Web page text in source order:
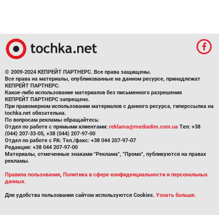
© 2009-2024 КЕПРЕЙТ ПАРТНЕРС. Все права защищены.
Все права на материалы, опубликованные на данном ресурсе, принадлежат
КЕПРЕЙТ ПАРТНЕРС.
Какое-либо использование материалов без письменного разрешения
КЕПРЕЙТ ПАРТНЕРС запрещено.
При правомерном использовании материалов с данного ресурса, гиперссылка на
tochka.net обязательна.
По вопросам рекламы обращайтесь:
Отдел по работе с прямыми клиентами: reklama@mediadim.com.ua Тел: +38
(044) 207-33-05, +38 (044) 207-97-00
Отдел по работе с РА: Тел./факс: +38 044 207-97-07
Редакция: +38 044 207-97-00
Материалы, отмеченные знаками "Реклама", "Промо", публикуются на правах
рекламы.
Правила пользования, Политика в сфере конфиденциальности и персональных
данных.
Для удобства пользования сайтом используются Cookies. Узнать больше.